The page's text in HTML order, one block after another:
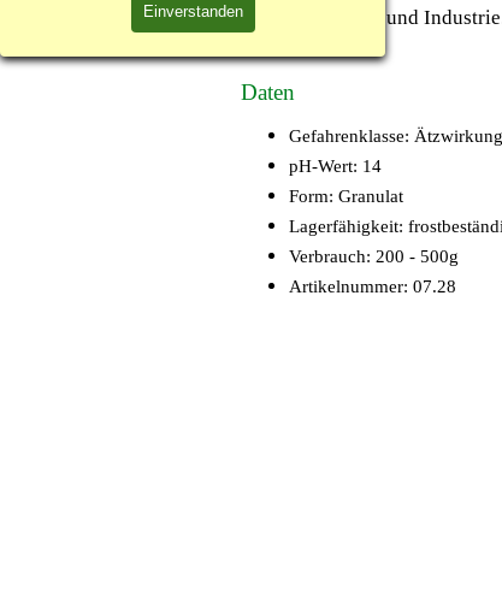
EinverstandenKüche, Bad, WC und
Daten
Gefahrenklasse: Ätzwirkung
pH-Wert: 14
Form: Granulat
Lagerfähigkeit:
Verbrauch: 200 - 500g
Artikelnummer: 07.28